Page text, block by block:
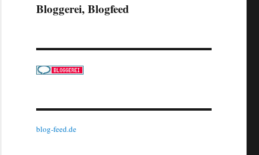
Bloggerei, Blogfeed
blog-feed.de